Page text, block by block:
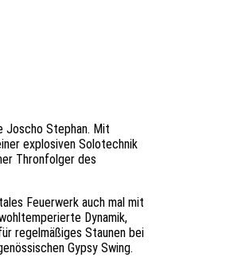
Joscho Stephan. Mit
explosiven Solotechnik
Thronfolger des
Feuerwerk auch mal mit
Dynamik,
regelmäßiges Staunen bei
Gypsy Swing.